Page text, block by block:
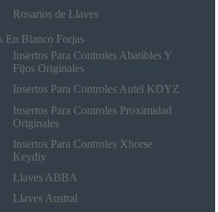
Rosarios de Llaves
En Blanco Forjas
Insertos Para Controles Abatibles Y
Fijos Originales
Insertos Para Controles Autel KDYZ
Insertos Para Controles Proximidad
Originales
Insertos Para Controles Xhorse
Keydiy
Llaves ABBA
Llaves Austral